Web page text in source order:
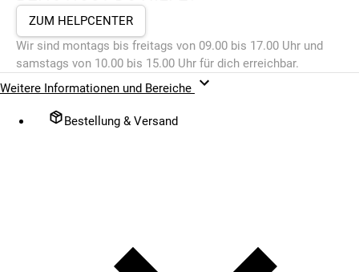
ZUM HELPCENTER
Wir sind montags bis freitags von 09.00 bis 17.00 Uhr und
samstags von 10.00 bis 15.00 Uhr für dich erreichbar.
Weitere Informationen und Bereiche
Bestellung & Versand